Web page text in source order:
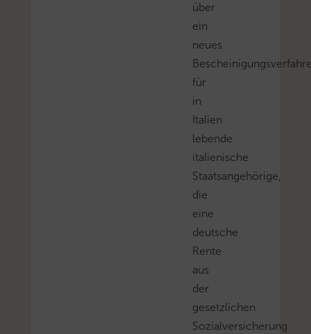
über
ein
neues
für
in
Italien
lebende
italienische
Staatsangehörige,
die
eine
deutsche
Rente
aus
der
gesetzlichen
Sozialversicherung